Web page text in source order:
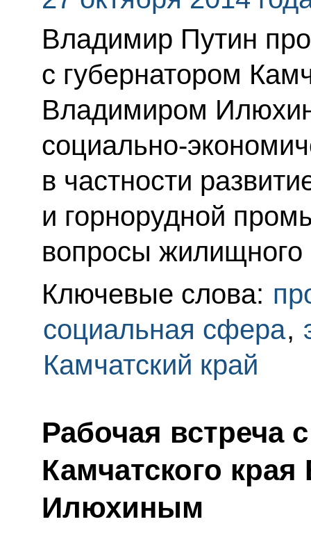
Владимир Путин
с губернатором
Владимиром
социально-
в частности
и горнорудной
вопросы жилищного
Ключевые слова:
социальная сфера,
Камчатский край
Рабочая встреча
Камчатского
Илюхиным